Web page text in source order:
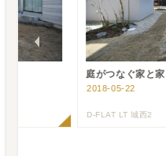
庭がつなぐ家と家
D-FLAT LT 城西2
2018-05-22